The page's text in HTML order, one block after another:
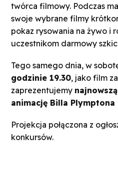
twórca filmowy. Podczas
swoje wybrane filmy
pokaz rysowania na żywo i
uczestnikom darmowy
Tego samego dnia, w
godzinie 19.30, jako film
zaprezentujemy
animację Billa Plymptona
Projekcja połączona z
konkursów.